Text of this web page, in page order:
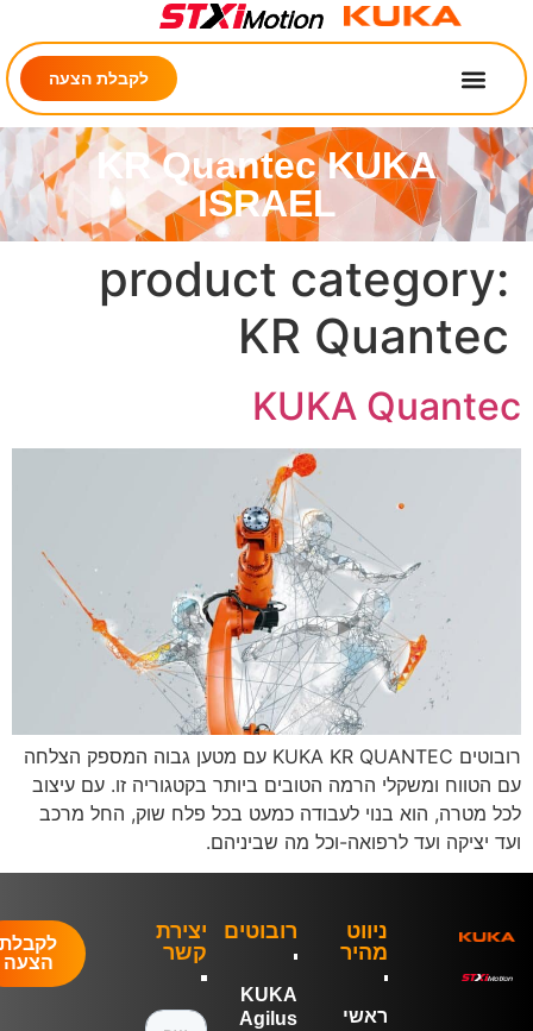
לקבלת הצעה
KR Quantec KUKA
ISRAEL
product
KR
KUKA
רובוטים KUKA KR QUANTEC עם מטען גבוה המספק הצלחה
הטווח ומשקלי הרמה הטובים ביותר בקטגוריה זו. עם עיצוב
מטרה, הוא בנוי לעבודה כמעט בכל פלח שוק, החל מרכב
יציקה ועד לרפואה-וכל מה שביניהם.
ניווט
מהיר
ראשי
רובוטים
KUKA
Agilus
יצירת
קשר
לקבלת
הצעה